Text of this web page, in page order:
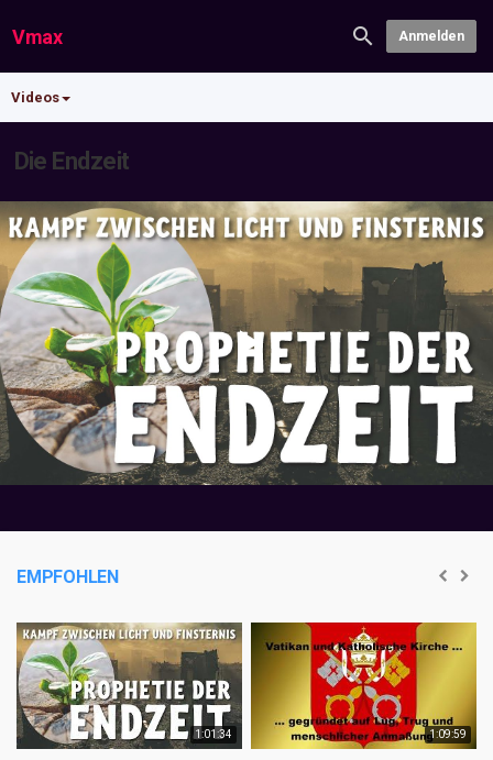
Vmax Anmelden
Videos
Die Endzeit
Play
Video
EMPFOHLEN
1:01:34 1:09:59